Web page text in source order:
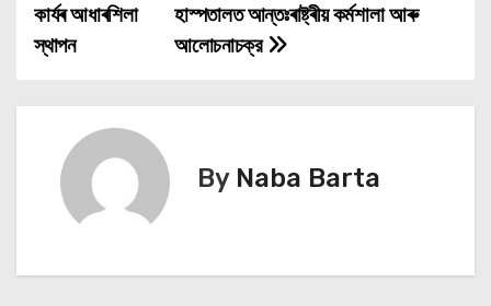
s
t
i
হাস্পতালত আন্তঃৰাষ্ট্ৰীয় কর্মশালা আৰু
আলোচনাচক্র
কাৰ্যৰ আধাৰশিলা
স্থাপন
By Naba Barta